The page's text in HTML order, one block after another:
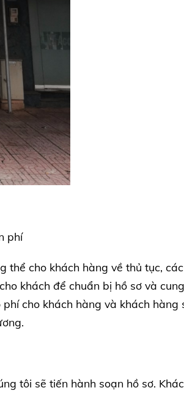
phí
thể cho khách hàng về thủ tục,
khách để chuẩn bị hồ sơ và
cho khách hàng và khách hàng
tôi sẽ tiến hành soạn hồ sơ.